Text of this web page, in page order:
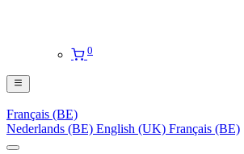
0
Français (BE)
Nederlands (BE) English (UK) Français (BE)